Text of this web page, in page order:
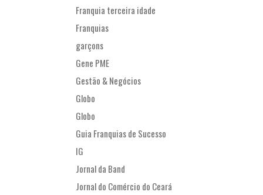
Franquia terceira idade
Franquias
garçons
Gene PME
Gestão & Negócios
Globo
Globo
Guia Franquias de Sucesso
IG
Jornal da Band
Jornal do Comércio do Ceará